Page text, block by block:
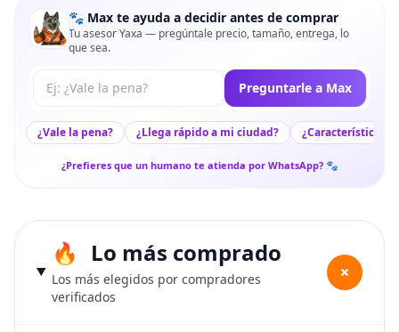
🐾 Max te ayuda a decidir antes de comprar
Tu asesor Yaxa — pregúntale precio, tamaño, entrega, lo
que sea.
Tu pregunta a Max Preguntarle a Max
¿Vale la pena? ¿Llega rápido a mi ciudad? ¿Características
¿Prefieres que un humano te atienda por WhatsApp? 🐾
Lo más comprado
Los más elegidos por compradores
verificados
+